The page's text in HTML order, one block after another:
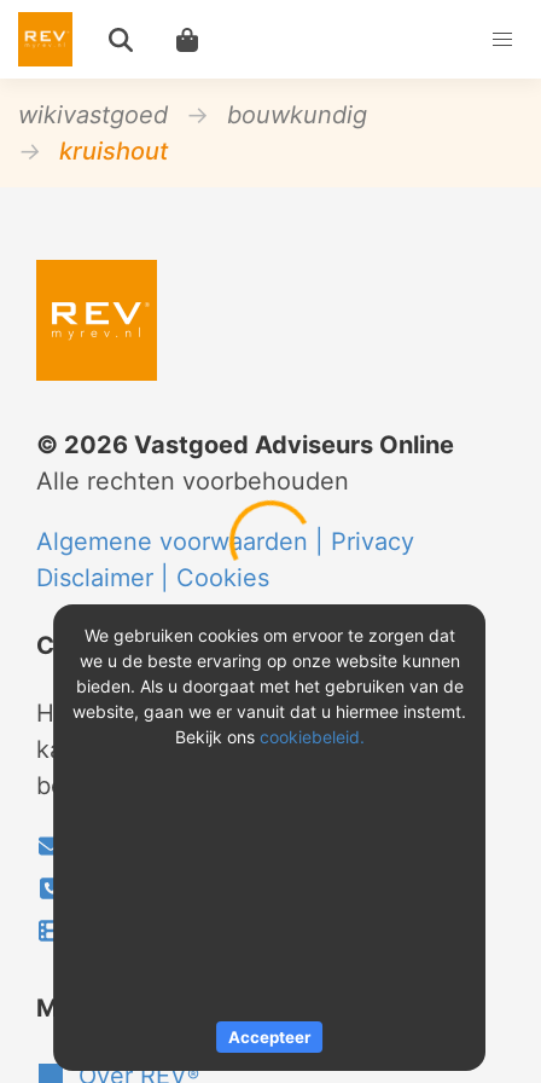
wikivastgoed
bouwkundig
kruishout
© 2026 Vastgoed Adviseurs Online
Alle rechten voorbehouden
Algemene voorwaarden | Privacy
Disclaimer | Cookies
Contact
Heeft u vragen? Neem tijdens
kantooruren contact met ons op of
bekijk onze instructievideo's.
Meer over REV
Over REV®
We gebruiken cookies om ervoor te zorgen dat
we u de beste ervaring op onze website kunnen
bieden. Als u doorgaat met het gebruiken van de
website, gaan we er vanuit dat u hiermee instemt.
Bekijk ons cookiebeleid.
Accepteer